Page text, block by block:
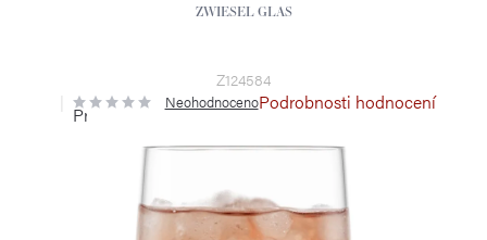
ZWIESEL GLAS
Z124584
Průměrné
hodnocení
hvězdiček.
NeohodnocenoPodrobnosti hodnocení